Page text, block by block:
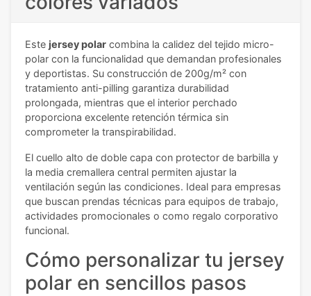
Este jersey polar combina la calidez del tejido micro-
polar con la funcionalidad que demandan profesionales
y deportistas. Su construcción de 200g/m² con
tratamiento anti-pilling garantiza durabilidad
prolongada, mientras que el interior perchado
proporciona excelente retención térmica sin
comprometer la transpirabilidad.
El cuello alto de doble capa con protector de barbilla y
la media cremallera central permiten ajustar la
ventilación según las condiciones. Ideal para empresas
que buscan prendas técnicas para equipos de trabajo,
actividades promocionales o como regalo corporativo
funcional.
Cómo personalizar tu jersey
polar en sencillos pasos